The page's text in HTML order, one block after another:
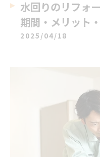
水回りのリフォ
期間・メリット
2025/04/18